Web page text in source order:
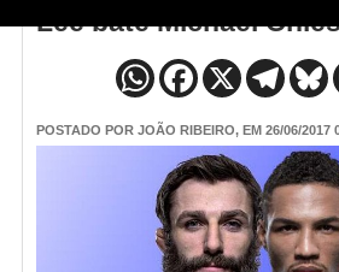
Lee bate Michael
POSTADO POR JOÃO RIBEIRO, EM 26/06/2017